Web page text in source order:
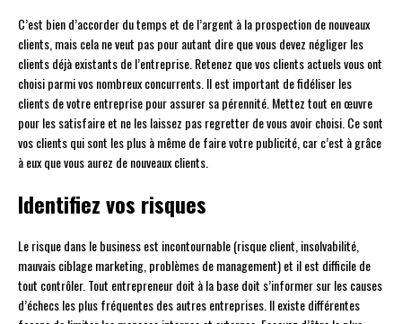
C’est bien d’accorder du temps et de l’argent à la prospection de nouveaux
clients, mais cela ne veut pas pour autant dire que vous devez négliger les
clients déjà existants de l’entreprise. Retenez que vos clients actuels vous ont
choisi parmi vos nombreux concurrents. Il est important de fidéliser les
clients de votre entreprise pour assurer sa pérennité. Mettez tout en œuvre
pour les satisfaire et ne les laissez pas regretter de vous avoir choisi. Ce sont
vos clients qui sont les plus à même de faire votre publicité, car c’est à grâce
à eux que vous aurez de nouveaux clients.
Identifiez vos risques
Le risque dans le business est incontournable (risque client, insolvabilité,
mauvais ciblage marketing, problèmes de management) et il est difficile de
tout contrôler. Tout entrepreneur doit à la base doit s’informer sur les causes
d’échecs les plus fréquentes des autres entreprises. Il existe différentes